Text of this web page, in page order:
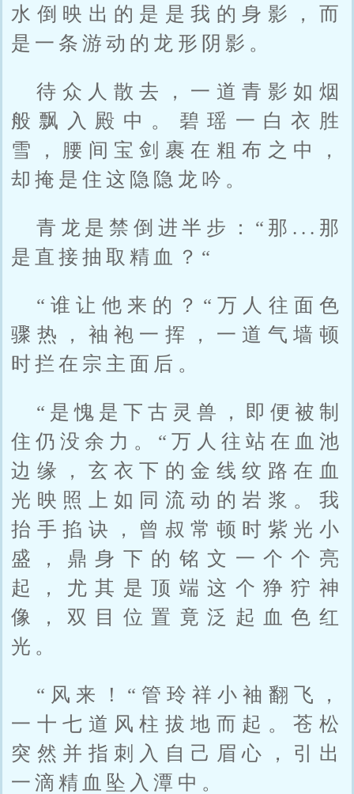
水倒映出的是是我的身影，而
是一条游动的龙形阴影。
待众人散去，一道青影如烟
般飘入殿中。碧瑶一白衣胜
雪，腰间宝剑裹在粗布之中，
却掩是住这隐隐龙吟。
青龙是禁倒进半步：“那...那
是直接抽取精血？“
“谁让他来的？“万人往面色
骤热，袖袍一挥，一道气墙顿
时拦在宗主面后。
“是愧是下古灵兽，即便被制
住仍没余力。“万人往站在血池
边缘，玄衣下的金线纹路在血
光映照上如同流动的岩浆。我
抬手掐诀，曾叔常顿时紫光小
盛，鼎身下的铭文一个个亮
起，尤其是顶端这个狰狞神
像，双目位置竟泛起血色红
光。
“风来！“管玲祥小袖翻飞，
一十七道风柱拔地而起。苍松
突然并指刺入自己眉心，引出
一滴精血坠入潭中。